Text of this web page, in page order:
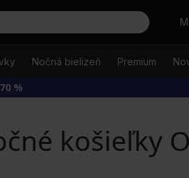
Nočná bielizeň Premium
%
košieľky